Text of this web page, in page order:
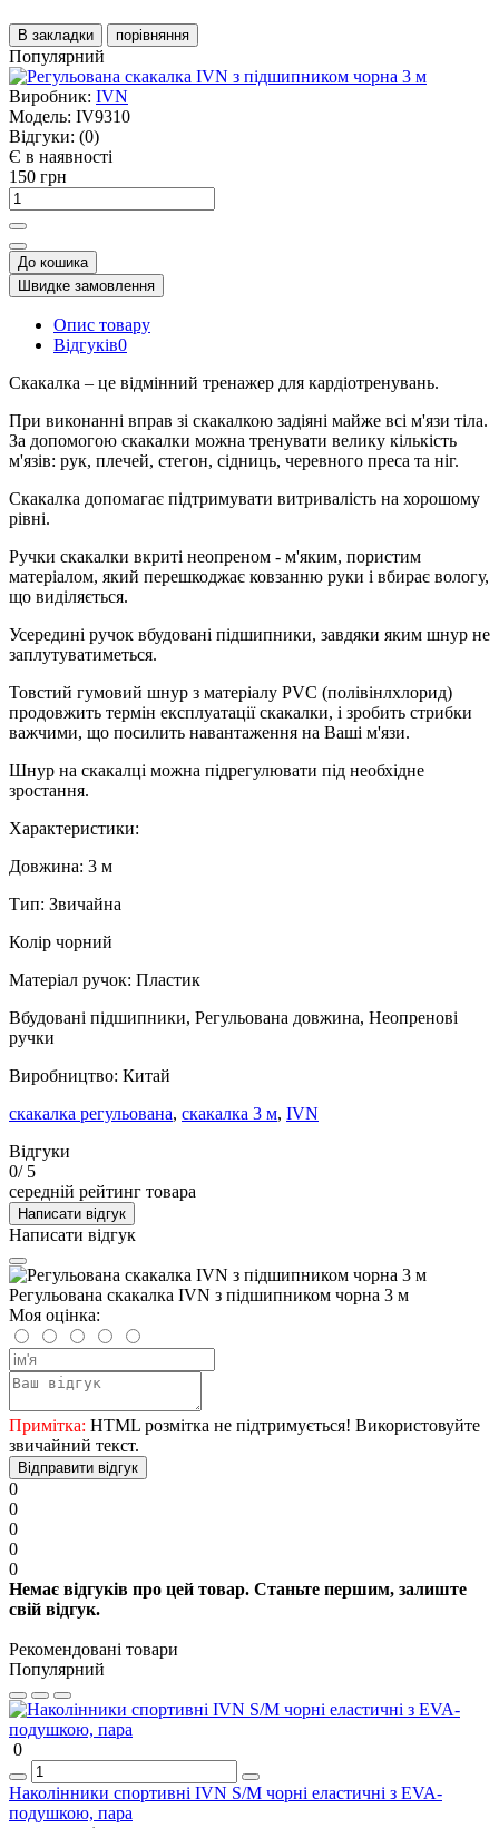
В закладки порівняння
Популярний
Виробник: IVN
Модель: IV9310
Відгуки: (0)
Є в наявності
150 грн
До кошика
Швидке замовлення
Опис товару
Відгуків0
Скакалка – це відмінний тренажер для кардіотренувань.
При виконанні вправ зі скакалкою задіяні майже всі м'язи тіла.
За допомогою скакалки можна тренувати велику кількість
м'язів: рук, плечей, стегон, сідниць, черевного преса та ніг.
Скакалка допомагає підтримувати витривалість на хорошому
рівні.
Ручки скакалки вкриті неопреном - м'яким, пористим
матеріалом, який перешкоджає ковзанню руки і вбирає вологу,
що виділяється.
Усередині ручок вбудовані підшипники, завдяки яким шнур не
заплутуватиметься.
Товстий гумовий шнур з матеріалу PVC (полівінлхлорид)
продовжить термін експлуатації скакалки, і зробить стрибки
важчими, що посилить навантаження на Ваші м'язи.
Шнур на скакалці можна підрегулювати під необхідне
зростання.
Характеристики:
Довжина: 3 м
Тип: Звичайна
Колір чорний
Матеріал ручок: Пластик
Вбудовані підшипники, Регульована довжина, Неопренові
ручки
Виробництво: Китай
скакалка регульована, скакалка 3 м, IVN
Відгуки
0/ 5
середній рейтинг товара
Написати відгук
Написати відгук
Регульована скакалка IVN з підшипником чорна 3 м
Моя оцінка:
Примітка: HTML розмітка не підтримується! Використовуйте
звичайний текст.
Відправити відгук
0
0
0
0
0
Немає відгуків про цей товар. Станьте першим, залиште
свій відгук.
Рекомендовані товари
Популярний
0
Наколінники спортивні IVN S/M чорні еластичні з EVA-
подушкою, пара